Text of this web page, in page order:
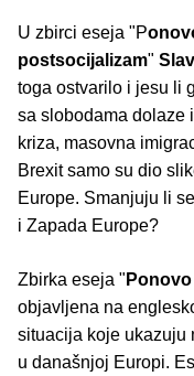
U zbirci eseja "P
postsocijalizam"
toga ostvarilo i jesu li
sa slobodama dolaze
kriza, masovna
Brexit samo su dio
Europe. Smanjuju li
i Zapada Europe?
Zbirka eseja "
objavljena na
situacija koje ukazuju
u današnjoj Europi.